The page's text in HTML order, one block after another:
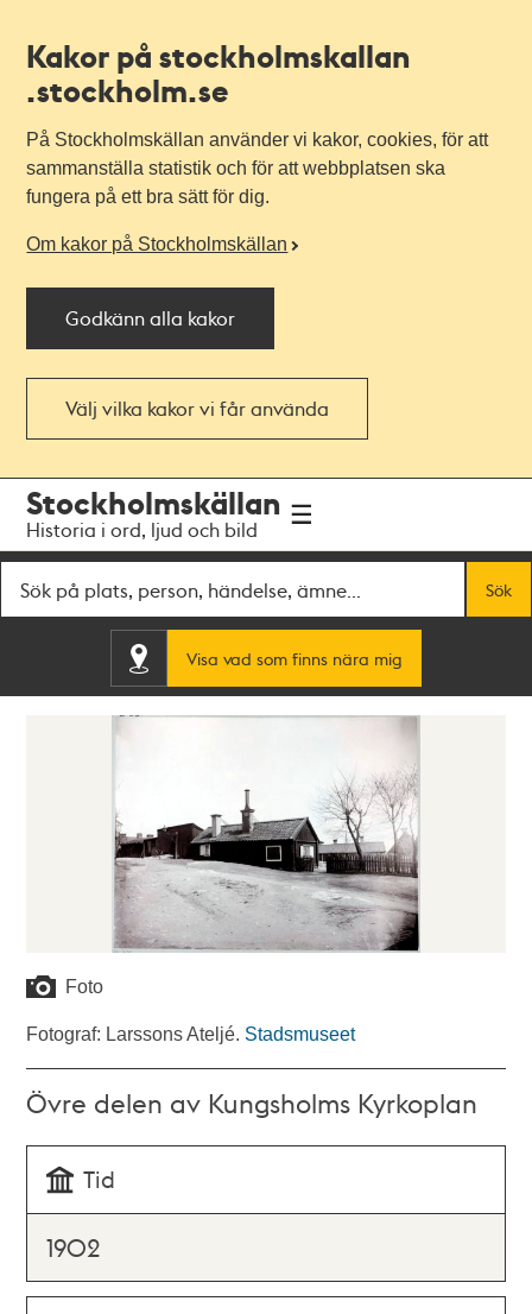
Kakor på stockholmskallan
.stockholm.se
På Stockholmskällan använder vi kakor, cookies, för att
sammanställa statistik och för att webbplatsen ska
fungera på ett bra sätt för dig.
Om kakor på Stockholmskällan
Godkänn alla kakor
Välj vilka kakor vi får använda
navigationen
huvudinnehållet
Stockholmskällan
Historia i ord, ljud och bild
Sök
Visa vad som finns nära mig
Foto
Fotograf: Larssons Ateljé. Stadsmuseet
Övre delen av Kungsholms Kyrkoplan
Tid
1902